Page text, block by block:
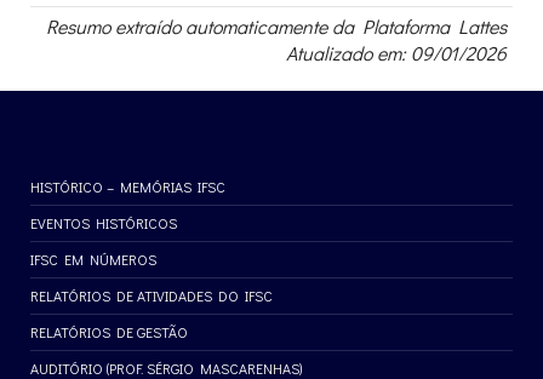
Resumo extraído automaticamente da Plataforma Lattes
Atualizado em: 09/01/2026
HISTÓRICO – MEMÓRIAS IFSC
EVENTOS HISTÓRICOS
IFSC EM NÚMEROS
RELATÓRIOS DE ATIVIDADES DO IFSC
RELATÓRIOS DE GESTÃO
AUDITÓRIO (PROF. SÉRGIO MASCARENHAS)